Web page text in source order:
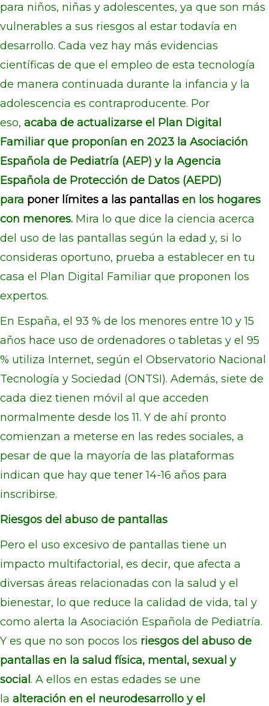
para niños, niñas y adolescentes, ya que son más
vulnerables a sus riesgos al estar todavía en
desarrollo. Cada vez hay más evidencias
científicas de que el empleo de esta tecnología
de manera continuada durante la infancia y la
adolescencia es contraproducente. Por
eso, acaba de actualizarse el Plan Digital
Familiar que proponían en 2023 la Asociación
Española de Pediatría (AEP) y la Agencia
Española de Protección de Datos (AEPD)
para poner límites a las pantallas en los hogares
con menores. Mira lo que dice la ciencia acerca
del uso de las pantallas según la edad y, si lo
consideras oportuno, prueba a establecer en tu
casa el Plan Digital Familiar que proponen los
expertos.
En España, el 93 % de los menores entre 10 y 15
años hace uso de ordenadores o tabletas y el 95
% utiliza Internet, según el Observatorio Nacional
Tecnología y Sociedad (ONTSI). Además, siete de
cada diez tienen móvil al que acceden
normalmente desde los 11. Y de ahí pronto
comienzan a meterse en las redes sociales, a
pesar de que la mayoría de las plataformas
indican que hay que tener 14-16 años para
inscribirse.
Riesgos del abuso de pantallas
Pero el uso excesivo de pantallas tiene un
impacto multifactorial, es decir, que afecta a
diversas áreas relacionadas con la salud y el
bienestar, lo que reduce la calidad de vida, tal y
como alerta la Asociación Española de Pediatría.
Y es que no son pocos los riesgos del abuso de
pantallas en la salud física, mental, sexual y
social . A ellos en estas edades se une
la alteración en el neurodesarrollo y el